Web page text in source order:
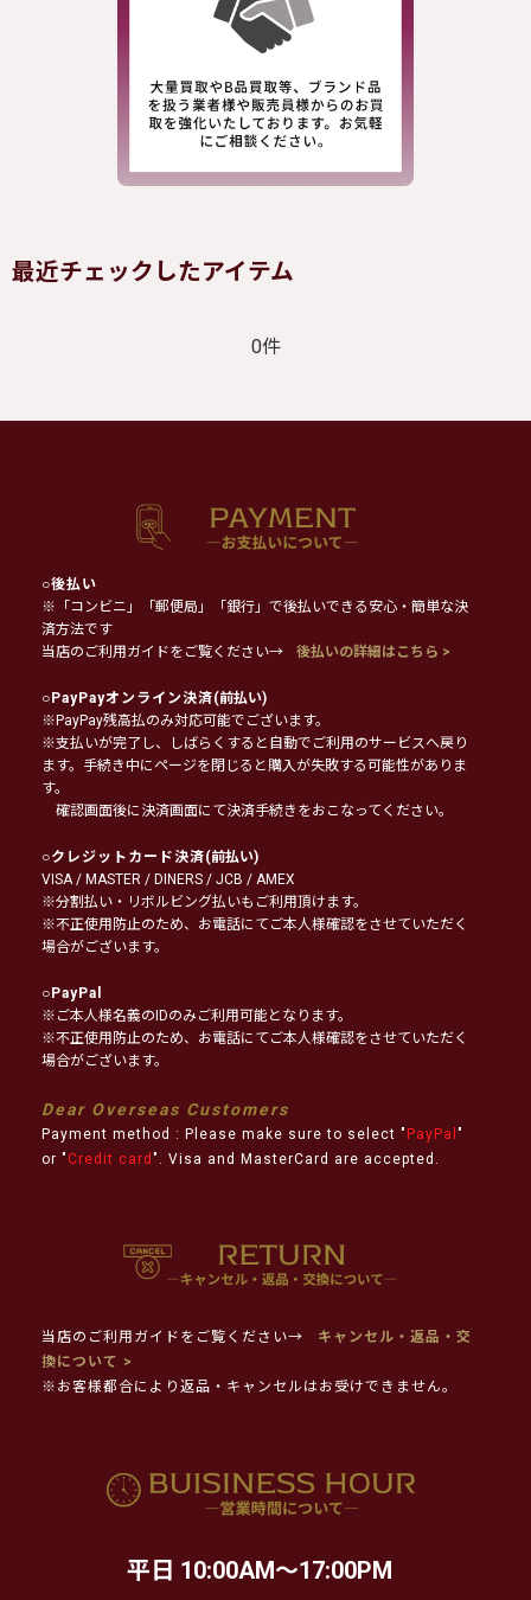
最近チェックしたアイテム
0件
○後払い
※「コンビニ」「郵便局」「銀行」で後払いできる安心・簡単な決
済方法です
当店のご利用ガイドをご覧ください→
後払いの詳細はこちら >
○PayPayオンライン決済(前払い)
※PayPay残高払のみ対応可能でございます。
※支払いが完了し、しばらくすると自動でご利用のサービスへ戻り
ます。手続き中にページを閉じると購入が失敗する可能性がありま
す。
確認画面後に決済画面にて決済手続きをおこなってください。
○クレジットカード決済(前払い)
VISA / MASTER / DINERS / JCB / AMEX
※分割払い・リボルビング払いもご利用頂けます。
※不正使用防止のため、お電話にてご本人様確認をさせていただく
場合がございます。
○PayPal
※ご本人様名義のIDのみご利用可能となります。
※不正使用防止のため、お電話にてご本人様確認をさせていただく
場合がございます。
Dear Overseas Customers
Payment method : Please make sure to select " PayPal "
or " Credit card ". Visa and MasterCard are accepted.
当店のご利用ガイドをご覧ください→
キャンセル・返品・交
換について >
※お客様都合により返品・キャンセルはお受けできません。
平日 10:00AM～17:00PM